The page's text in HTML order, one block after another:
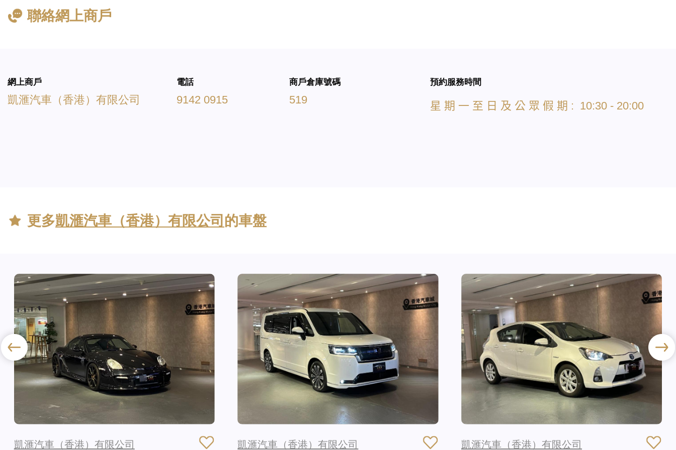
聯絡網上商戶
網上商戶
凱滙汽車（香港）有限公司
電話
9142 0915
商戶倉庫號碼
519
預約服務時間
星 期 一 至 日 及 公 眾 假 期 : 10:30 - 20:00
更多凱滙汽車（香港）有限公司 的車盤
凱滙汽車（香港）有限公司 凱滙汽車（香港）有限公司 凱滙汽車（香港）有限公司